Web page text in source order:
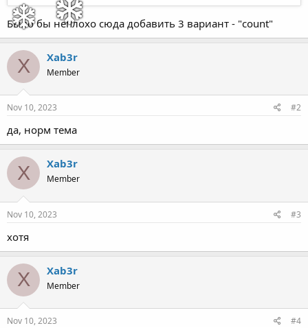
Было бы неплохо сюда добавить 3 вариант - "count"
X Xab3r
Member
Nov 10, 2023 #2
да, норм тема
X Xab3r
Member
Nov 10, 2023 #3
хотя
X Xab3r
Member
Nov 10, 2023 #4